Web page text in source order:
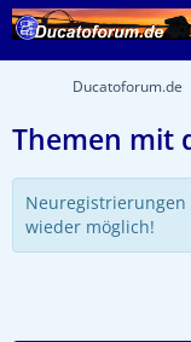
Ducatoforum.de
Themen mit
wieder möglich!